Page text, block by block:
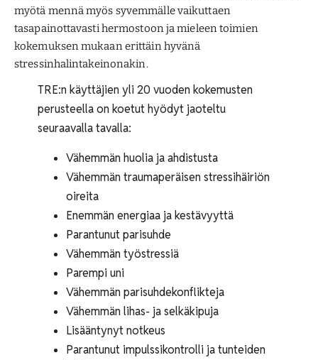
myötä mennä myös syvemmälle vaikuttaen
tasapainottavasti hermostoon ja mieleen toimien
kokemuksen mukaan erittäin hyvänä
stressinhalintakeinonakin.
TRE:n käyttäjien yli 20 vuoden kokemusten
perusteella on koetut hyödyt jaoteltu
seuraavalla tavalla:
Vähemmän huolia ja ahdistusta
Vähemmän traumaperäisen stressihäiriön
oireita
Enemmän energiaa ja kestävyyttä
Parantunut parisuhde
Vähemmän työstressiä
Parempi uni
Vähemmän parisuhdekonflikteja
Vähemmän lihas- ja selkäkipuja
Lisääntynyt notkeus
Parantunut impulssikontrolli ja tunteiden